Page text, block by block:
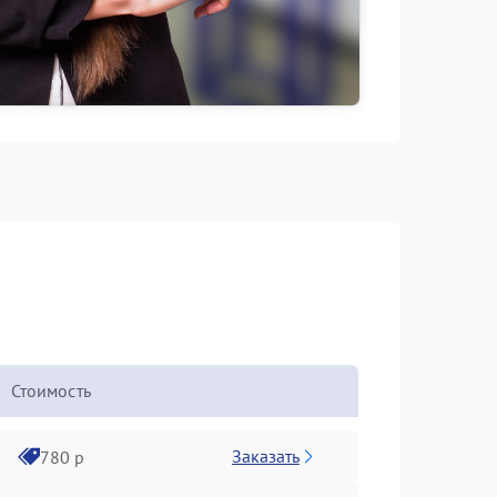
Стоимость
780 р Заказать